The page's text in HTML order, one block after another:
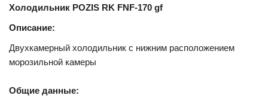
Холодильник POZIS RK FNF-170 gf
Описание:
Двухкамерный холодильник с нижним расположением
морозильной камеры
Общие данные: